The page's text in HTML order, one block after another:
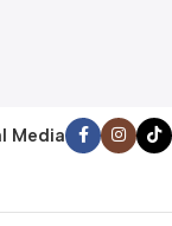
Media